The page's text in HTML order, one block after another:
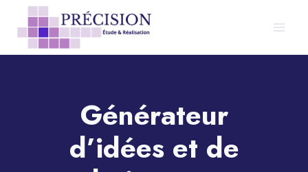
contenu
Générateur
d’idées et de